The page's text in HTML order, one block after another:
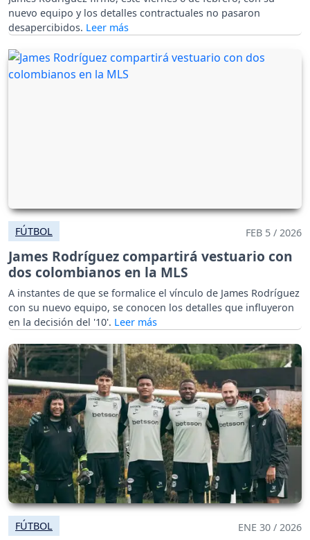
nuevo equipo y los detalles contractuales no pasaron
desapercibidos.
FÚTBOL FEB 5 / 2026
James Rodríguez compartirá vestuario con
dos colombianos en la MLS
A instantes de que se formalice el vínculo de James Rodríguez
con su nuevo equipo, se conocen los detalles que influyeron
en la decisión del '10'.
FÚTBOL ENE 30 / 2026